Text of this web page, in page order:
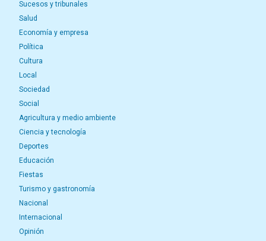
Sucesos y tribunales
Salud
Economía y empresa
Política
Cultura
Local
Sociedad
Social
Agricultura y medio ambiente
Ciencia y tecnología
Deportes
Educación
Fiestas
Turismo y gastronomía
Nacional
Internacional
Opinión